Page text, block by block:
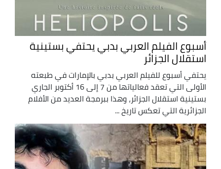
أسبوع الفيلم العربي بدبي يحتفي بستينية
استقلال الجزائر
يحتفي أسبوع للفيلم العربي بدبي بالإمارات في طبعته
الأولى التي تعقد فعالياتها من 7 إلى 16 أكتوبر الجاري
بستينية استقلال الجزائر، وهذا ببرمجة العديد من الأفلام
الجزائرية التي تعكس تاريخ ...